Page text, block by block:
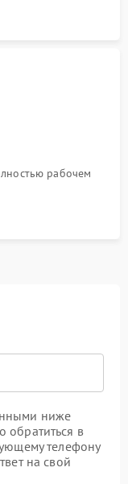
рабочем
ниже
обратиться в
телефону
на свой